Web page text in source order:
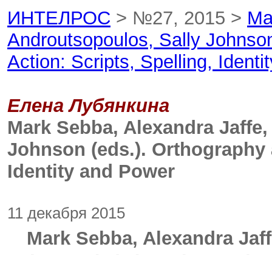
ИНТЕЛРОС > №27, 2015 >
Androutsopoulos, Sally
Action: Scripts, Spelling,
Елена Лубянкина
Mark Sebba, Alexandra
Johnson (eds.).
Identity and Power
11 декабря 2015
Mark Sebba, Alexandra